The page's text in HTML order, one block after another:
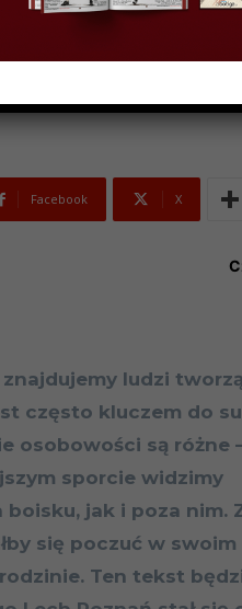
Facebook X
ludzi
często kluczem do
osobowości są różne
sporcie widzimy
jak i poza nim.
się poczuć w
Ten tekst